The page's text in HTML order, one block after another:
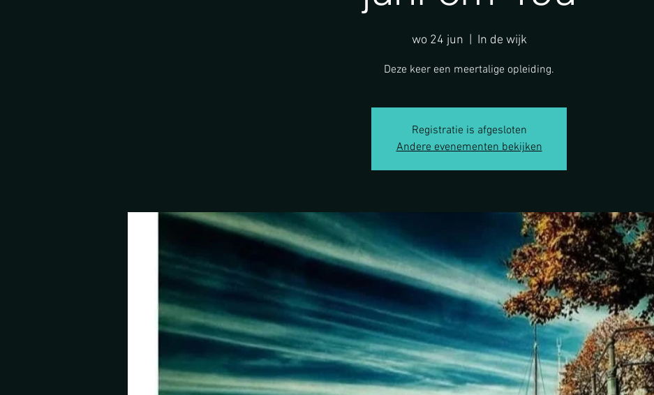
wo 24 jun In de wijk
Deze keer een meertalige opleiding.
Registratie is afgesloten
Andere evenementen bekijken